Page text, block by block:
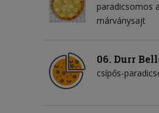
paradicsomos
márványsajt
06. Durr
csípős-